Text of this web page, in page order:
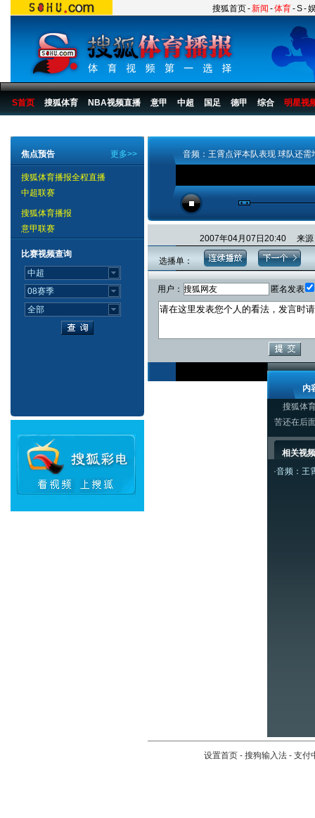
搜狐首页-新闻 -体育-S-
S首页 搜狐体育 NBA视频直播 意甲 中超 国足 德甲 综合 明星视
更多>>
焦点预告
搜狐体育播报全程直播
中超联赛
搜狐体育播报
意甲联赛
比赛视频查询
音频：王霄点评本队表现 球队还需
2007年04月07日20:40 来
选播单：
用户： 匿名发表
内
搜狐体
苦还在后
相关视
·音频：王
设置首页 - 搜狗输入法 - 支付